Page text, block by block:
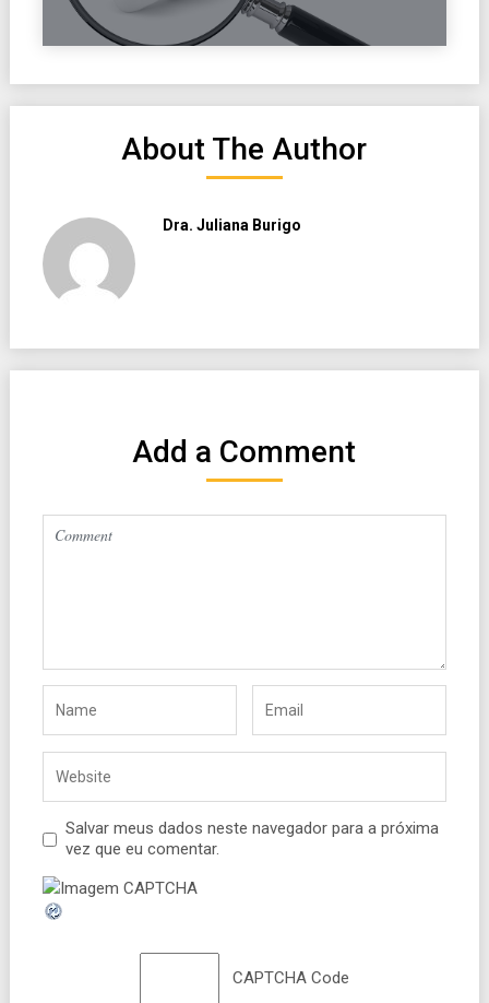
About The Author
Dra. Juliana Burigo
Add a Comment
Salvar meus dados neste navegador para a próxima
vez que eu comentar.
CAPTCHA Code